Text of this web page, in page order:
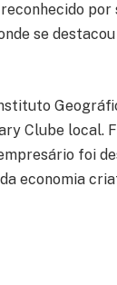
por
se
Clube local.
foi
economia